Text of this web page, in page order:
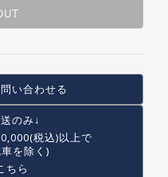
い合わせる
のみ↓
税込)以上で
を除く)
ちら